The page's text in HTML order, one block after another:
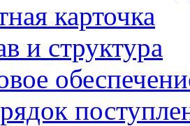
карточка
и структура